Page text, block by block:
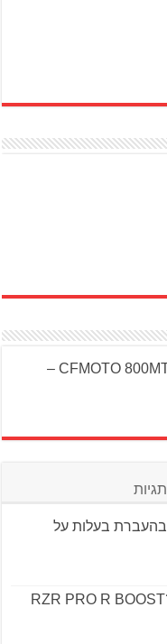
מבחן ארוך טווח ל־CFMOTO 800MT-X –
תגיות
בעלות על
פולריס חושפת את ה־RZR PRO R BOOST